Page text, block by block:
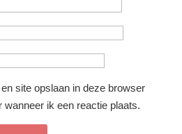
site opslaan in deze browser
wanneer ik een reactie plaats.